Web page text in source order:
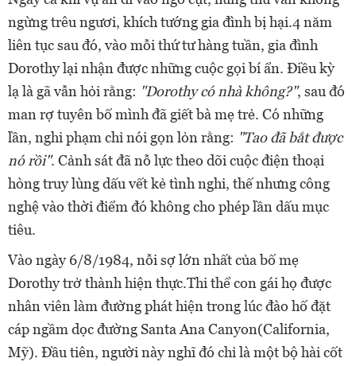
ngừng trêu ngươi, khích tướng gia đình bị hại.4 năm
liên tục sau đó, vào mỗi thứ tư hàng tuần, gia đình
Dorothy lại nhận được những cuộc gọi bí ẩn. Điều kỳ
lạ là gã vẫn hỏi rằng: "Dorothy có nhà không?", sau đó
man rợ tuyên bố mình đã giết bà mẹ trẻ. Có những
lần, nghi phạm chỉ nói gọn lỏn rằng: "Tao đã bắt được
nó rồi". Cảnh sát đã nỗ lực theo dõi cuộc điện thoại
hòng truy lùng dấu vết kẻ tình nghi, thế nhưng công
nghệ vào thời điểm đó không cho phép lần dấu mục
tiêu.
Vào ngày 6/8/1984, nỗi sợ lớn nhất của bố mẹ
Dorothy trở thành hiện thực.Thi thể con gái họ được
nhân viên làm đường phát hiện trong lúc đào hố đặt
cáp ngầm dọc đường Santa Ana Canyon(California,
Mỹ). Đầu tiên, người này nghĩ đó chỉ là một bộ hài cốt